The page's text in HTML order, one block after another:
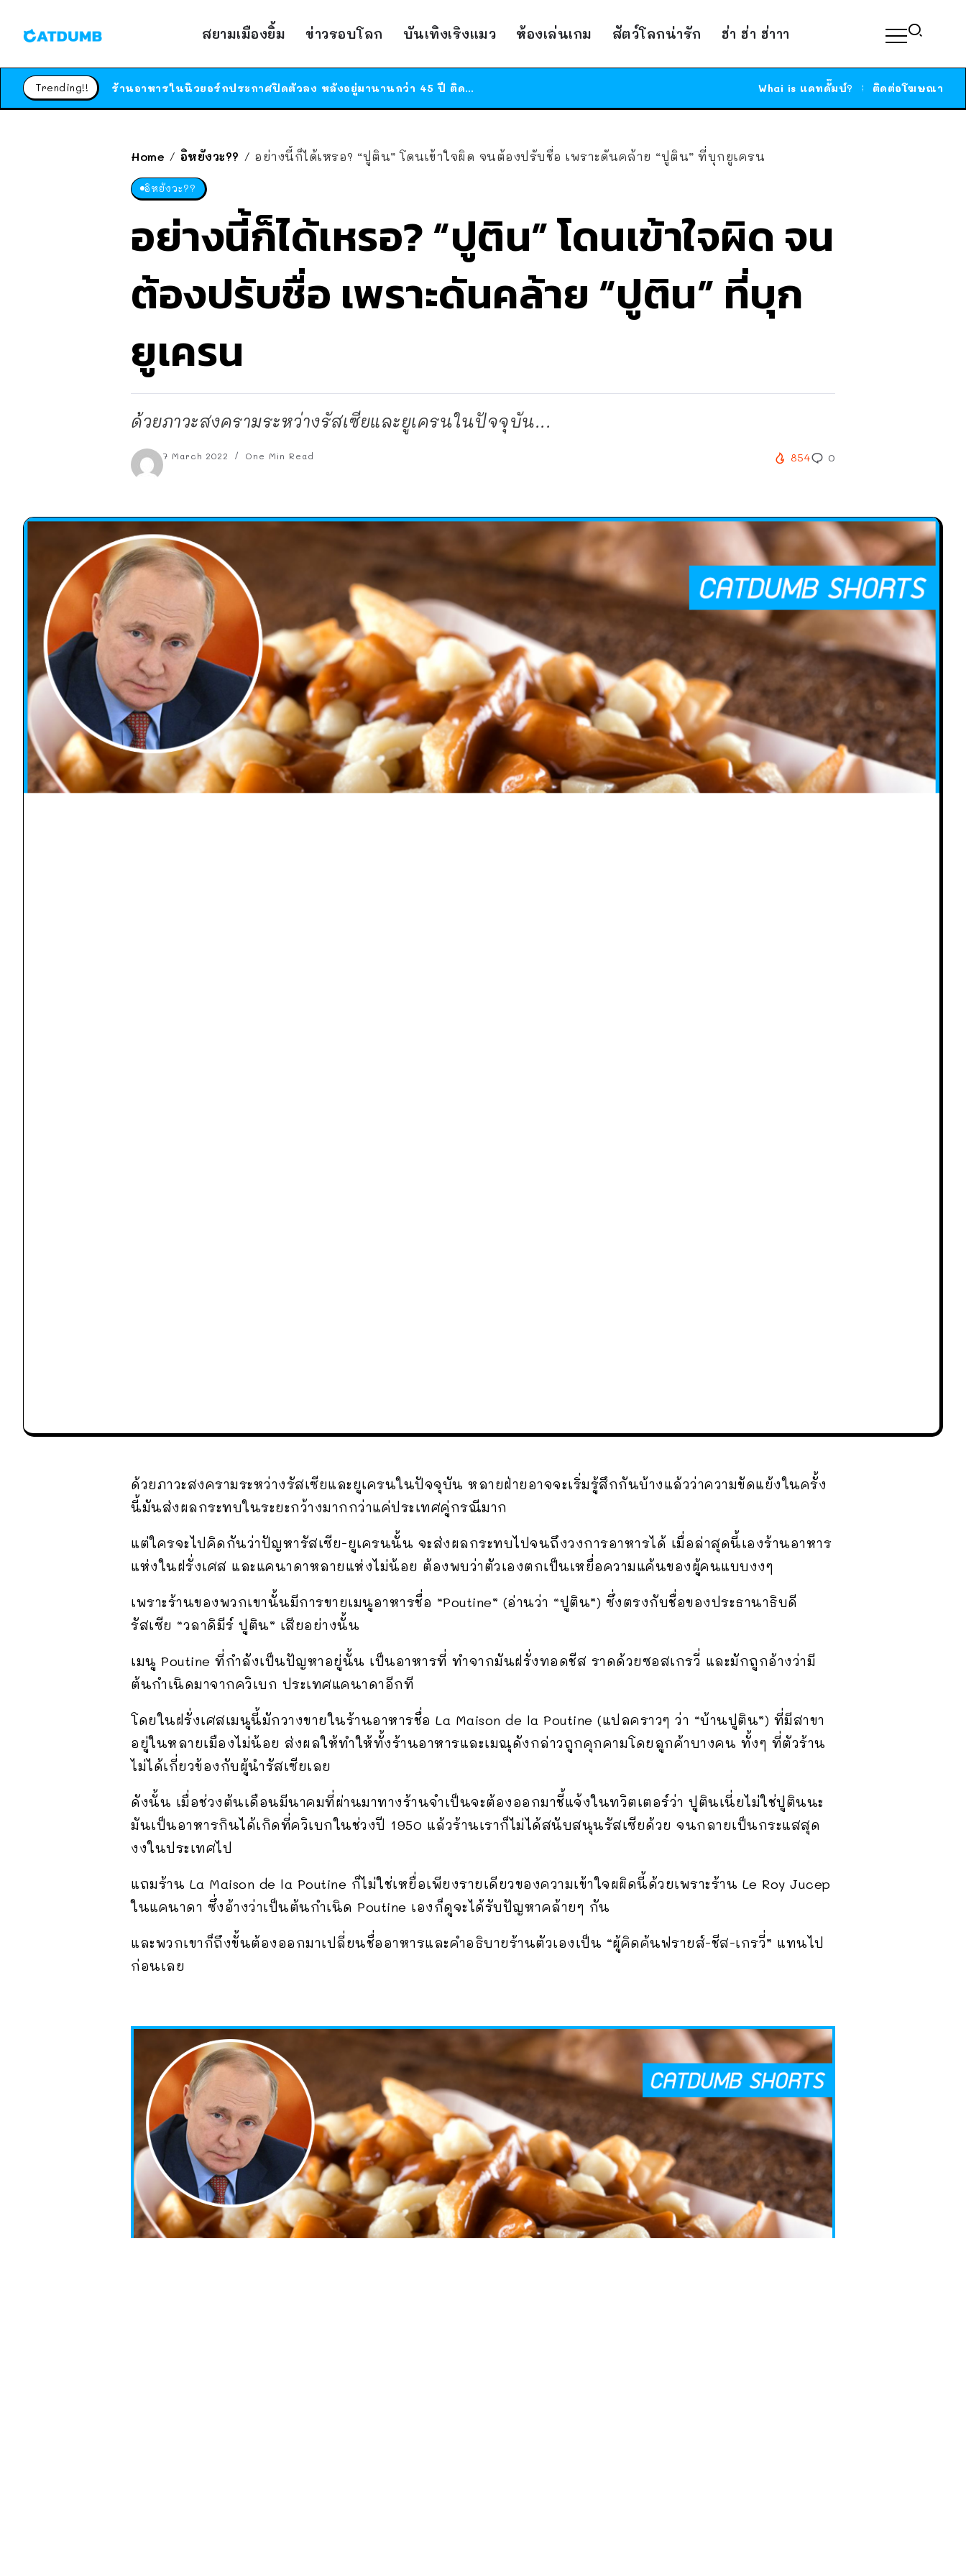
สยามเมืองยิ้ม ข่าวรอบโลก บันเทิงเริงแมว ห้องเล่นเกม สัตว์โลกน่ารัก ฮ่า ฮ่า ฮ่าาา
Trending!!
สาวญี่ปุ่นโดนแมวตัวเองกัด ไม่ได้ไปหาหมอตั้งแต่เนิ่นๆ สุดท้ายขาบวม กลายเป็นโรคเนื้อเน่า เตือนทาสแมวทั้งหลายให้ระวัง
Whai is แคทดั๊มบ์? ติดต่อโฆษณา
Home / อิหยังวะ?? / อย่างนี้ก็ได้เหรอ? “ปูติน” โดนเข้าใจผิด จนต้องปรับชื่อ เพราะดันคล้าย “ปูติน” ที่บุกยูเครน
อิหยังวะ??
อย่างนี้ก็ได้เหรอ? “ปูติน” โดนเข้าใจผิด จน
ต้องปรับชื่อ เพราะดันคล้าย “ปูติน” ที่บุก
ยูเครน
ด้วยภาวะสงครามระหว่างรัสเซียและยูเครนในปัจจุบัน...
7 March 2022 One Min Read 854 0
ด้วยภาวะสงครามระหว่างรัสเซียและยูเครนในปัจจุบัน หลายฝ่ายอาจจะเริ่มรู้สึกกันบ้างแล้วว่าความขัดแย้งในครั้ง
นี้มันส่งผลกระทบในระยะกว้างมากกว่าแค่ประเทศคู่กรณีมาก
แต่ใครจะไปคิดกันว่าปัญหารัสเซีย-ยูเครนนั้น จะส่งผลกระทบไปจนถึงวงการอาหารได้ เมื่อล่าสุดนี้เองร้านอาหาร
แห่งในฝรั่งเศส และแคนาดาหลายแห่งไม่น้อย ต้องพบว่าตัวเองตกเป็นเหยื่อความแค้นของผู้คนแบบงงๆ
เพราะร้านของพวกเขานั้นมีการขายเมนูอาหารชื่อ “Poutine” (อ่านว่า “ปูติน”) ซึ่งตรงกับชื่อของประธานาธิบดี
รัสเซีย “วลาดิมีร์ ปูติน” เสียอย่างนั้น
เมนู Poutine ที่กำลังเป็นปัญหาอยู่นั้น เป็นอาหารที่ ทำจากมันฝรั่งทอดชีส ราดด้วยซอสเกรวี่ และมักถูกอ้างว่ามี
ต้นกำเนิดมาจากควิเบก ประเทศแคนาดาอีกที
โดยในฝรั่งเศสเมนูนี้มักวางขายในร้านอาหารชื่อ La Maison de la Poutine (แปลคราวๆ ว่า “บ้านปูติน”) ที่มีสาขา
อยู่ในหลายเมืองไม่น้อย ส่งผลให้ทำให้ทั้งร้านอาหารและเมณุดังกล่าวถูกคุกคามโดยลูกค้าบางคน ทั้งๆ ที่ตัวร้าน
ไม่ได้เกี่ยวข้องกับผู้นำรัสเซียเลย
ดังนั้น เมื่อช่วงต้นเดือนมีนาคมที่ผ่านมาทางร้านจำเป็นจะต้องออกมาชี้แจ้งในทวิตเตอร์ว่า ปูตินเนี่ยไม่ใช่ปูตินนะ
มันเป็นอาหารกินได้เกิดที่ควิเบกในช่วงปี 1950 แล้วร้านเราก็ไม่ได้สนับสนุนรัสเซียด้วย จนกลายเป็นกระแสสุด
งงในประเทศไป
แถมร้าน La Maison de la Poutine ก็ไม่ใช่เหยื่อเพียงรายเดียวของความเข้าใจผผิดนี้ด้วยเพราะร้าน Le Roy Jucep
ในแคนาดา ซึ่งอ้างว่าเป็นต้นกำเนิด Poutine เองก็ดูจะได้รับปัญหาคล้ายๆ กัน
และพวกเขาก็ถึงขั้นต้องออกมาเปลี่ยนชื่ออาหารและคำอธิบายร้านตัวเองเป็น “ผู้คิดค้นฟรายส์-ชีส-เกรวี่” แทนไป
ก่อนเลย